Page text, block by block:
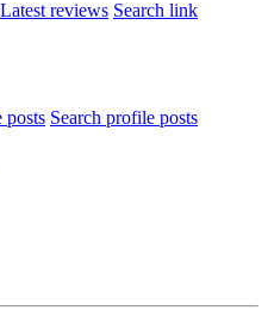
Latest reviews Search link
Search profile posts